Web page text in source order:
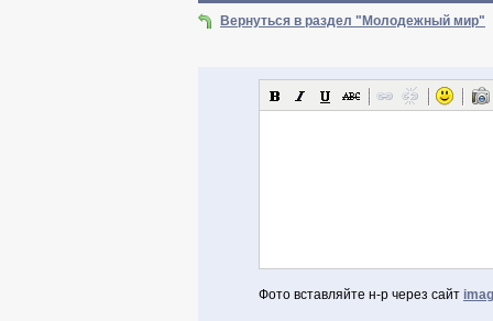
Вернуться в раздел "Молодежный мир"
Фото вставляйте н-р через сайт